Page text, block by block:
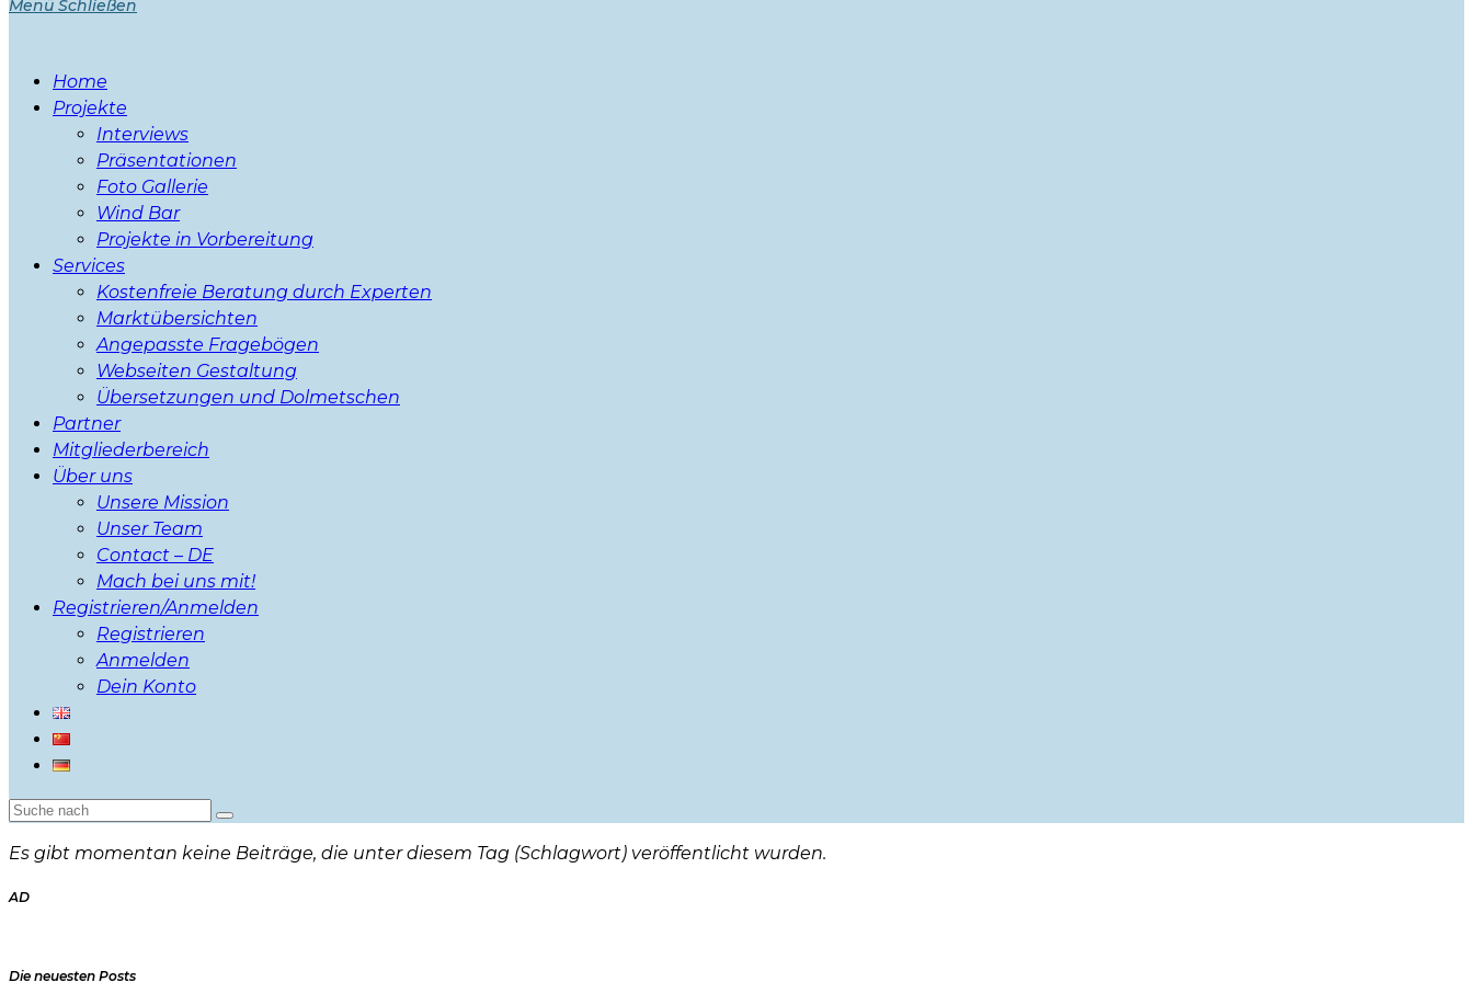
Menü Schließen
Home
Projekte
Interviews
Präsentationen
Foto Gallerie
Wind Bar
Projekte in Vorbereitung
Services
Kostenfreie Beratung durch Experten
Marktübersichten
Angepasste Fragebögen
Webseiten Gestaltung
Übersetzungen und Dolmetschen
Partner
Mitgliederbereich
Über uns
Unsere Mission
Unser Team
Contact – DE
Mach bei uns mit!
Registrieren/Anmelden
Registrieren
Anmelden
Dein Konto
Es gibt momentan keine Beiträge, die unter diesem Tag (Schlagwort) veröffentlicht wurden.
AD
Die neuesten Posts